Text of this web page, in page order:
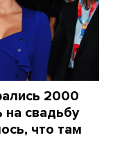
2000
на свадьбу
что там